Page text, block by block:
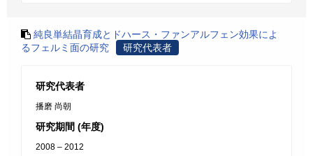
純良単結晶育成とドハース・ファンアルフェン効果によ
るフェルミ面の研究
研究代表者
研究代表者
播磨 尚朝
研究期間 (年度)
2008 – 2012